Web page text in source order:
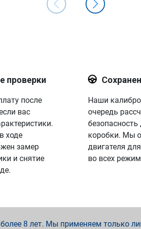
проверки
после
вас
ходе
замер
и снятие
Наши
очередь
коробки. Мы
двигателя
во всех
8 лет. Мы применяем только